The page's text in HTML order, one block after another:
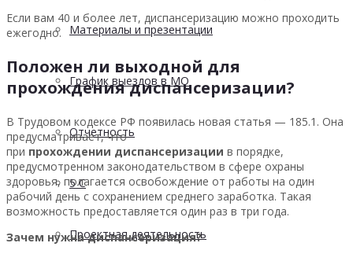
Материалы и презентации
График выездов в МО
Отчетность
5 С
Проектная деятельность
Если вам 40 и более лет, диспансеризацию можно проходить
ежегодно.
Положен ли выходной для
прохождения диспансеризации?
В Трудовом кодексе РФ появилась новая статья — 185.1. Она
предусматривает, что
при прохождении диспансеризации в порядке,
предусмотренном законодательством в сфере охраны
здоровья, полагается освобождение от работы на один
рабочий день с сохранением среднего заработка. Такая
возможность предоставляется один раз в три года.
Зачем нужна диспансеризация?